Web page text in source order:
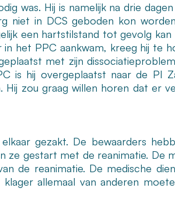
was. Hij is namelijk na drie
niet in DCS geboden kon
een hartstilstand tot gevolg kan
het PPC aankwam, kreeg hij te
met zijn
is hij overgeplaatst naar de PI
Hij zou graag willen horen dat er
gezakt. De bewaarders
ze gestart met de reanimatie. De
de reanimatie. De medische
allemaal van anderen